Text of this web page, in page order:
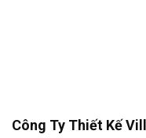
Công Ty Thiết Kế